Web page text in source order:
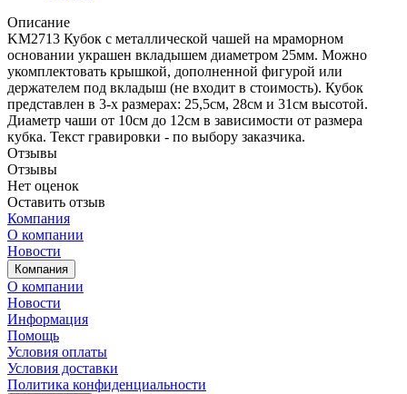
Описание
KM2713 Кубок с металлической чашей на мраморном
основании украшен вкладышем диаметром 25мм. Можно
укомплектовать крышкой, дополненной фигурой или
держателем под вкладыш (не входит в стоимость). Кубок
представлен в 3-х размерах: 25,5см, 28см и 31см высотой.
Диаметр чаши от 10см до 12см в зависимости от размера
кубка. Текст гравировки - по выбору заказчика.
Отзывы
Отзывы
Нет оценок
Оставить отзыв
Компания
О компании
Новости
Компания
О компании
Новости
Информация
Помощь
Условия оплаты
Условия доставки
Политика конфиденциальности